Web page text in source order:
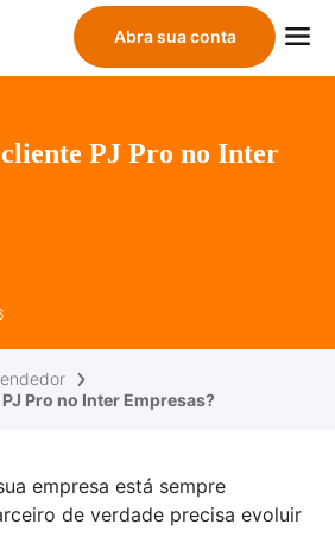
Abra sua conta
PJ Pro no Inter
Pro no Inter Empresas?
empresa está sempre
de verdade precisa evoluir